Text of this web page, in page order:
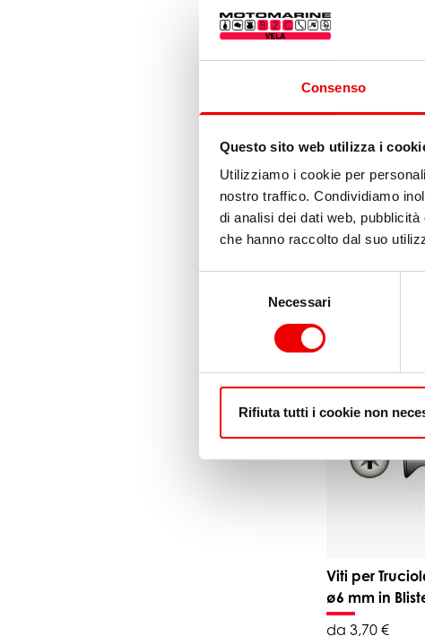
Consenso
Questo sito web utilizza i
Utilizziamo i cookie per
nostro traffico. Condividiamo
di analisi dei dati web,
che hanno raccolto dal suo
Necessari
Rifiuta tutti i cookie non
Viti per
ø4 mm in
da 3,70 €
Viti per
ø6 mm in
da 3,70 €